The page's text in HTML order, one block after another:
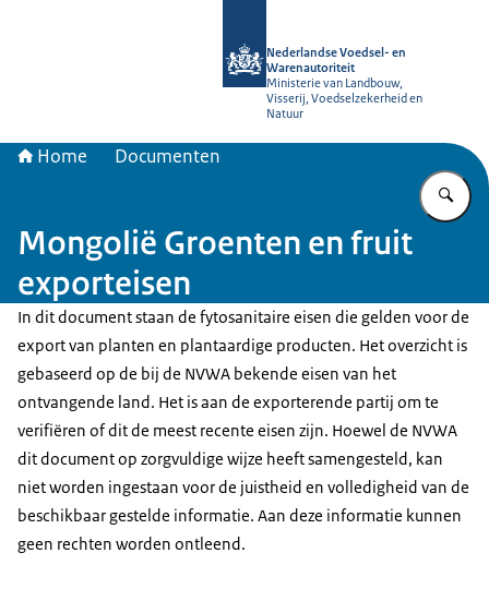
Nederlandse Voedsel- en
Warenautoriteit
Ministerie van Landbouw,
Visserij, Voedselzekerheid en
Natuur
Home Documenten
Mongolië Groenten en fruit
exporteisen
In dit document staan de fytosanitaire eisen die gelden voor de
export van planten en plantaardige producten. Het overzicht is
gebaseerd op de bij de NVWA bekende eisen van het
ontvangende land. Het is aan de exporterende partij om te
verifiëren of dit de meest recente eisen zijn. Hoewel de NVWA
dit document op zorgvuldige wijze heeft samengesteld, kan
niet worden ingestaan voor de juistheid en volledigheid van de
beschikbaar gestelde informatie. Aan deze informatie kunnen
geen rechten worden ontleend.